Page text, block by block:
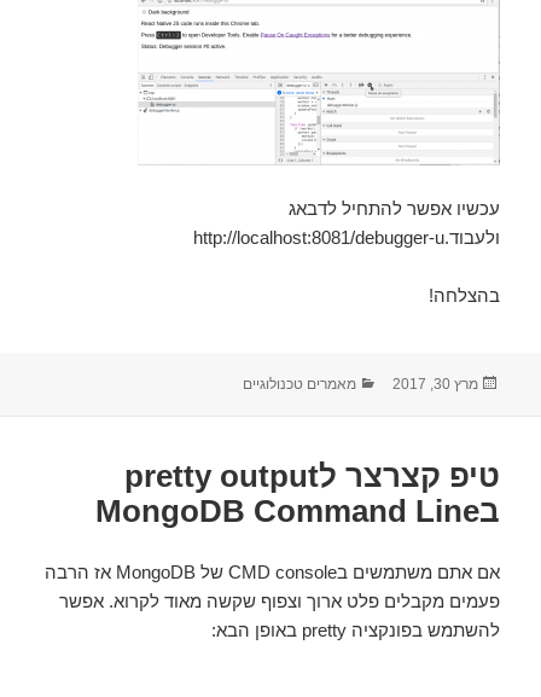
עכשיו אפשר להתחיל לדבאג
ולעבוד.http://localhost:8081/debugger-u
בהצלחה!
פורסם
מרץ 30, 2017 קטגוריות
מאמרים טכנולוגיים
טיפ קצרצר לpretty output
בMongoDB Command Line
אם אתם משתמשים בCMD console של MongoDB אז הרבה
פעמים מקבלים פלט ארוך וצפוף שקשה מאוד לקרוא. אפשר
להשתמש בפונקציה pretty באופן הבא: